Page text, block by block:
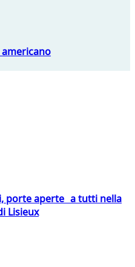
porte aperte a tutti nella
Lisieux